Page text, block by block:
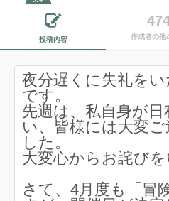
投稿内容 作成者の他
夜分遅くに失礼を
です。
先週は、私自身が日
い、皆様には大変
した。
大変心からお詫びを
さて、4月度も「冒